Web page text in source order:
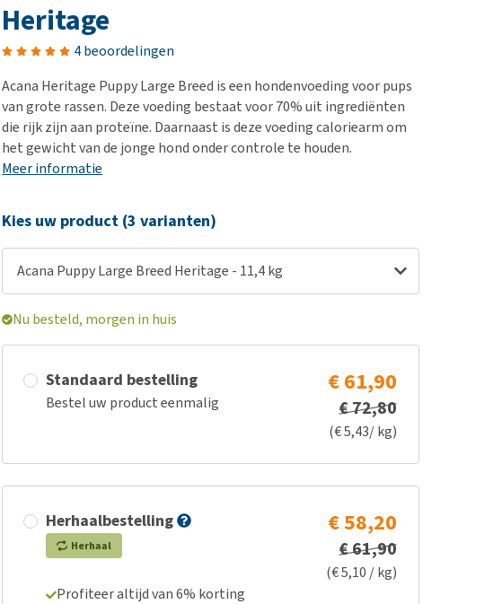
Ouderdom en dementie
Overgewicht en conditie
Spieren, pezen en botten
Vruchtbaarheid
Bekijk alles
Heritage
4 beoordelingen
Acana Heritage Puppy Large Breed is een hondenvoeding voor pups
van grote rassen. Deze voeding bestaat voor 70% uit ingrediënten
die rijk zijn aan proteïne. Daarnaast is deze voeding caloriearm om
het gewicht van de jonge hond onder controle te houden.
Meer informatie
Kies uw product (3 varianten)
Acana Puppy Large Breed Heritage - 11,4 kg
Nu besteld, morgen in huis
Standaard bestelling
Bestel uw product eenmalig
€ 61,90
€ 72,80
(€ 5,43/ kg)
Herhaalbestelling
Herhaal
€ 58,20
€ 61,90
(€ 5,10 / kg)
Profiteer altijd van 6% korting